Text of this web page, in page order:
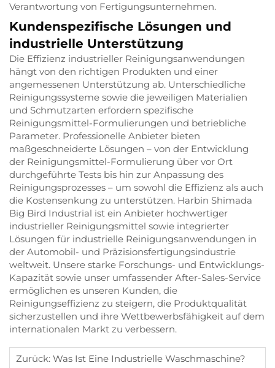
Verantwortung von Fertigungsunternehmen.
Kundenspezifische Lösungen und
industrielle Unterstützung
Die Effizienz industrieller Reinigungsanwendungen
hängt von den richtigen Produkten und einer
angemessenen Unterstützung ab. Unterschiedliche
Reinigungssysteme sowie die jeweiligen Materialien
und Schmutzarten erfordern spezifische
Reinigungsmittel-Formulierungen und betriebliche
Parameter. Professionelle Anbieter bieten
maßgeschneiderte Lösungen – von der Entwicklung
der Reinigungsmittel-Formulierung über vor Ort
durchgeführte Tests bis hin zur Anpassung des
Reinigungsprozesses – um sowohl die Effizienz als auch
die Kostensenkung zu unterstützen. Harbin Shimada
Big Bird Industrial ist ein Anbieter hochwertiger
industrieller Reinigungsmittel sowie integrierter
Lösungen für industrielle Reinigungsanwendungen in
der Automobil- und Präzisionsfertigungsindustrie
weltweit. Unsere starke Forschungs- und Entwicklungs-
Kapazität sowie unser umfassender After-Sales-Service
ermöglichen es unseren Kunden, die
Reinigungseffizienz zu steigern, die Produktqualität
sicherzustellen und ihre Wettbewerbsfähigkeit auf dem
internationalen Markt zu verbessern.
Zurück: Was Ist Eine Industrielle Waschmaschine?